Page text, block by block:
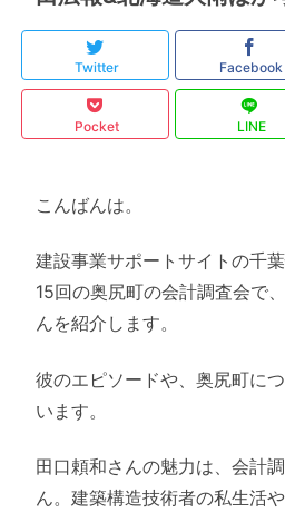
Twitter Facebook
Pocket LINE
こんばんは。
建設事業サポートサイトの千
15回の奥尻町の会計調査会で
んを紹介します。
彼のエピソードや、奥尻町に
います。
田口頼和さんの魅力は、会計
ん。建築構造技術者の私生活